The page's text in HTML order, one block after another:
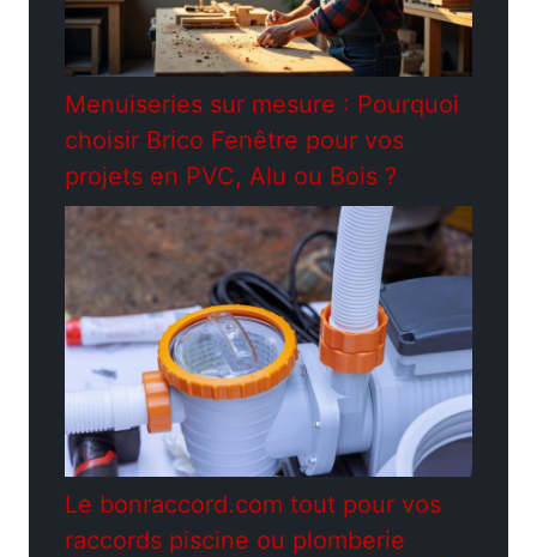
Menuiseries sur mesure : Pourquoi
choisir Brico Fenêtre pour vos
projets en PVC, Alu ou Bois ?
Le bonraccord.com tout pour vos
raccords piscine ou plomberie